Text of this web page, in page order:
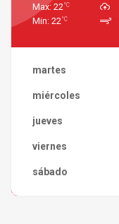
Max: 22°C
Min: 22°C
martes
miércoles
jueves
viernes
sábado